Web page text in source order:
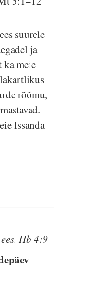
suurele
ja
ka meie
rõõmu,
Issanda
Hb 4:9